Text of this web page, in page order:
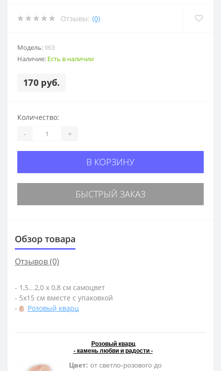
Отзывы: (0)
Модель: 963
Наличие: Есть в наличии
170 руб.
Количество:
- +
В КОРЗИНУ
БЫСТРЫЙ ЗАКАЗ
Обзор товара
Отзывов (0)
- 1,5...2,0 х 0,8 см самоцвет
- 5х15 см вместе с упаковкой
-
Розовый кварц
Розовый кварц
- камень любви и радости -
Цвет: от светло-розового до